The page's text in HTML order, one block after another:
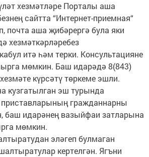
хезмәтләре Порталы аша
сайтта “Интернет-приемная“
почта аша җибәрергә була яки
хезмәткәрләребез
итә һәм терки. Консультацияне
мөмкин. Баш идарәдә 8(843)
күрсәтү төркеме эшли.
кузгатылган эш турында
гражданнарны
баш идарәнең вазыйфаи затларына
мөмкин.
эләгеп булмаган
кертелгән. Ягъни